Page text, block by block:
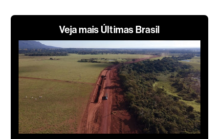
Veja mais Últimas Brasil